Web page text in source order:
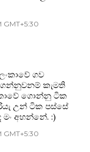
GMT+5:30
ගව
කැමති
ගොන්නු ටික
උන් ටික පස්සේ
අහන්නේ. :)
GMT+5:30